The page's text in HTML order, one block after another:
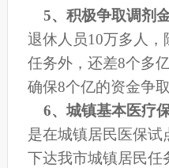
5、积极争取调剂
退休人员10万多人
任务外，还差8个多
确保8个亿的资金争
6、城镇基本医疗
是在城镇居民医保试
下达我市城镇居民任